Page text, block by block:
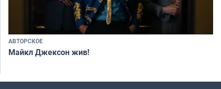
АВТОРСКОЕ
Майкл Джексон жив!